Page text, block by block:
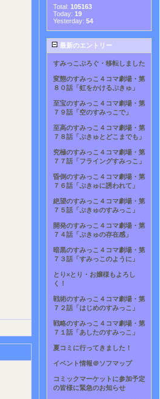
Total: 105163
Today: 19
Yesterday: 54
最新のエントリー
すみっこぶろぐ・移転しました
変態のすみっこ４コマ劇場・第
８０話「虹をかけるぷきゅ」
至宝のすみっこ４コマ劇場・第
７９話「空のすみっこで」
至高のすみっこ４コマ劇場・第
７８話「ぷきゅとどこまでも」
究極のすみっこ４コマ劇場・第
７７話「フライングすみっこ」
昏倒のすみっこ４コマ劇場・第
７６話「ぷきゅに誘われて」
絶望のすみっこ４コマ劇場・第
７５話「ぷきゅのすみっこ」
開発のすみっこ４コマ劇場・第
７４話「ぷきゅの存在感」
暗黒のすみっこ４コマ劇場・第
７３話「すみっこのように」
とり×とり・お嬢様もよろし
く！
戦術のすみっこ４コマ劇場・第
７２話「はじめのすみっこ」
戦略のすみっこ４コマ劇場・第
７１話「あしたのすみっこ」
夏コミに行ってきました！
イベント情報＠ソフマップ
コミックマーケットに参加予定
の皆様に緊急のお知らせ